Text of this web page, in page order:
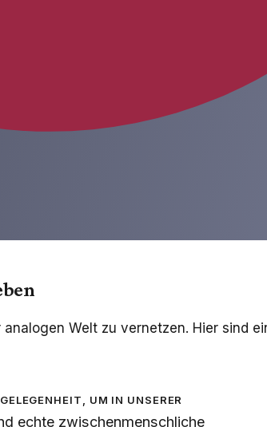
Welt zu vernetzen. Hier sind
um in unserer
echte zwischenmenschliche